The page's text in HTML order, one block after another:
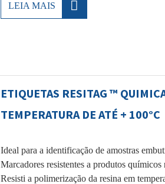
LEIA MAIS
ETIQUETAS RESITAG ™
TEMPERATURA DE ATÉ + 100°C
Ideal para a identificação de amostras
Marcadores resistentes a produtos
Resisti a polimerização da resina em